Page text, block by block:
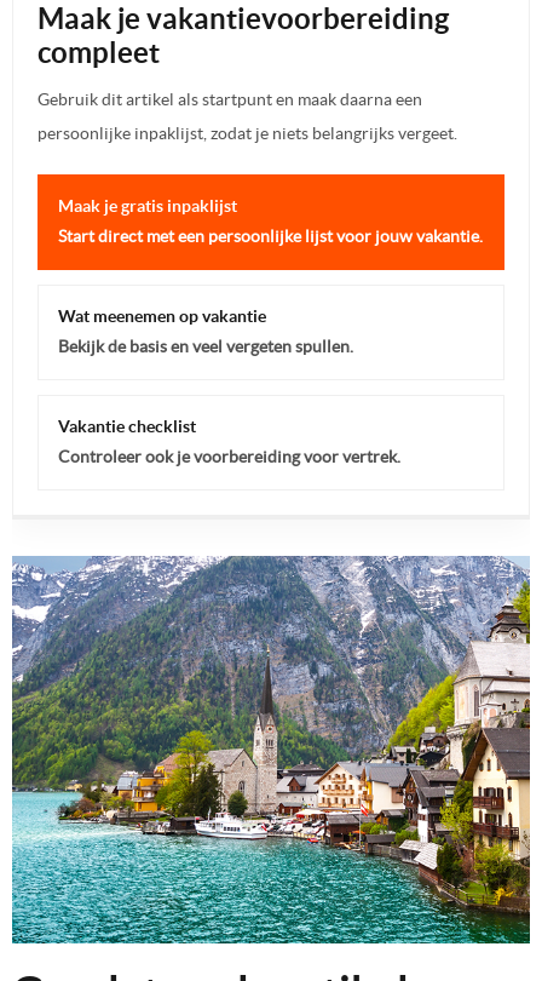
Maak je vakantievoorbereiding
compleet
Gebruik dit artikel als startpunt en maak daarna een
persoonlijke inpaklijst, zodat je niets belangrijks vergeet.
Maak je gratis inpaklijst
Start direct met een persoonlijke lijst voor jouw vakantie.
Wat meenemen op vakantie
Bekijk de basis en veel vergeten spullen.
Vakantie checklist
Controleer ook je voorbereiding voor vertrek.